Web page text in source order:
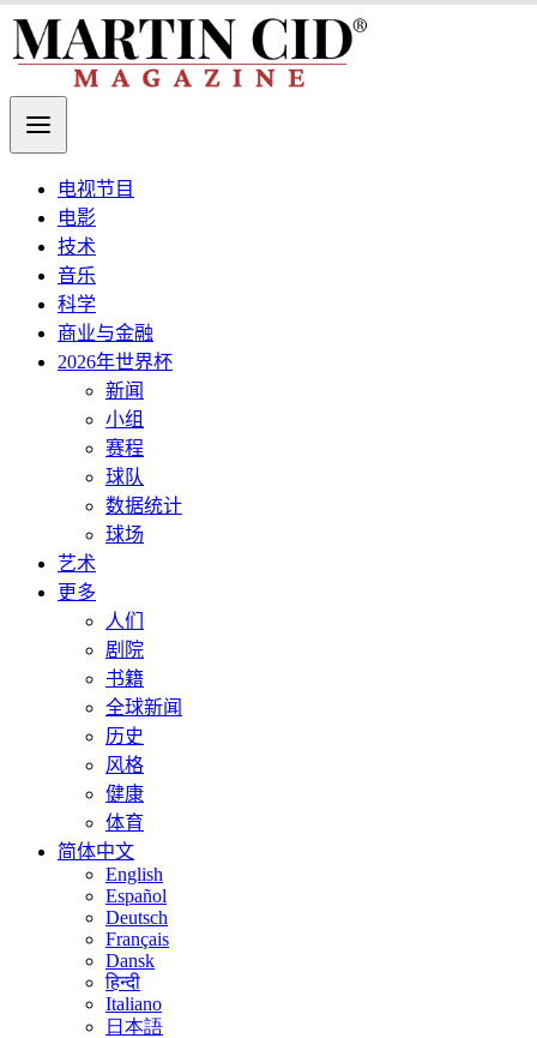
电视节目
电影
技术
音乐
科学
商业与金融
2026年世界杯
新闻
小组
赛程
球队
数据统计
球场
艺术
更多
人们
剧院
书籍
全球新闻
历史
风格
健康
体育
简体中文
English
Español
Deutsch
Français
Dansk
हिन्दी
Italiano
日本語